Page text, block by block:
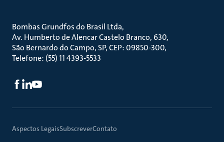
Bombas Grundfos do Brasil Ltda
Av. Humberto de Alencar Castelo Branco, 630
São Bernardo do Campo, SP, CEP: 09850-300
Telefone: (55) 11 4393-5533
Aspectos LegaisSubscreverContato